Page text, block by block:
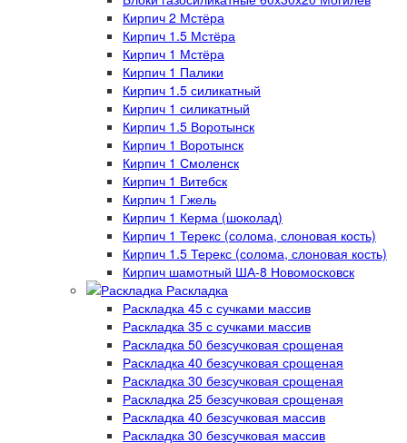
Кирпич 2 Мстёра
Кирпич 1.5 Мстёра
Кирпич 1 Мстёра
Кирпич 1 Палики
Кирпич 1.5 силикатный
Кирпич 1 силикатный
Кирпич 1.5 Воротынск
Кирпич 1 Воротынск
Кирпич 1 Смоленск
Кирпич 1 Витебск
Кирпич 1 Гжель
Кирпич 1 Керма (шоколад)
Кирпич 1 Терекс (солома, слоновая кость)
Кирпич 1.5 Терекс (солома, слоновая кость)
Кирпич шамотный ША-8 Новомосковск
Раскладка
Раскладка 45 с сучками массив
Раскладка 35 с сучками массив
Раскладка 50 безсучковая срощеная
Раскладка 40 безсучковая срощеная
Раскладка 30 безсучковая срощеная
Раскладка 25 безсучковая срощеная
Раскладка 40 безсучковая массив
Раскладка 30 безсучковая массив